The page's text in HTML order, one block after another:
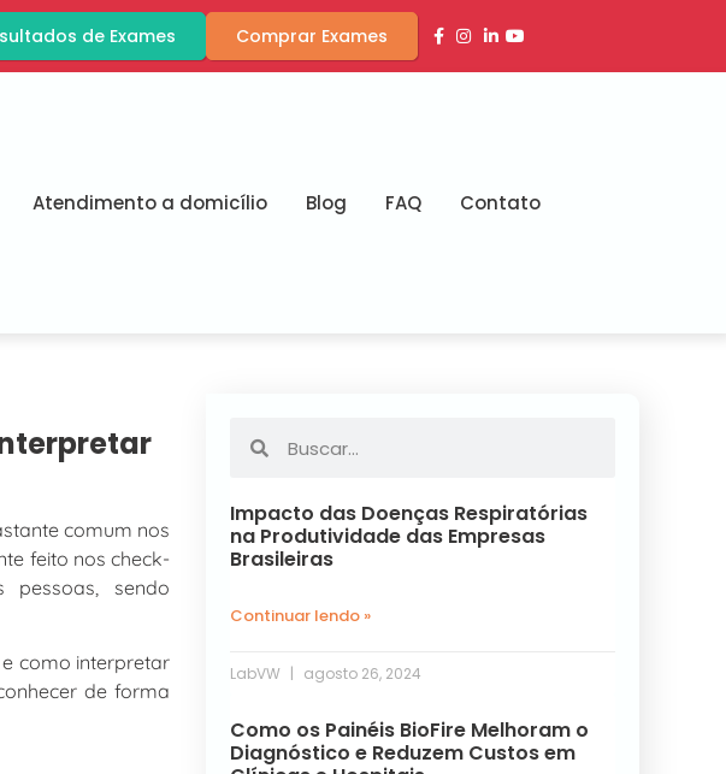
de Exames Comprar Exames
Atendimento a domicílio Blog FAQ Contato
comum nos
feito nos check-
sendo
como interpretar
de forma
Impacto das Doenças Respiratórias
na Produtividade das Empresas
Brasileiras
Continuar lendo »
LabVW agosto 26, 2024
Como os Painéis BioFire Melhoram o
Diagnóstico e Reduzem Custos em